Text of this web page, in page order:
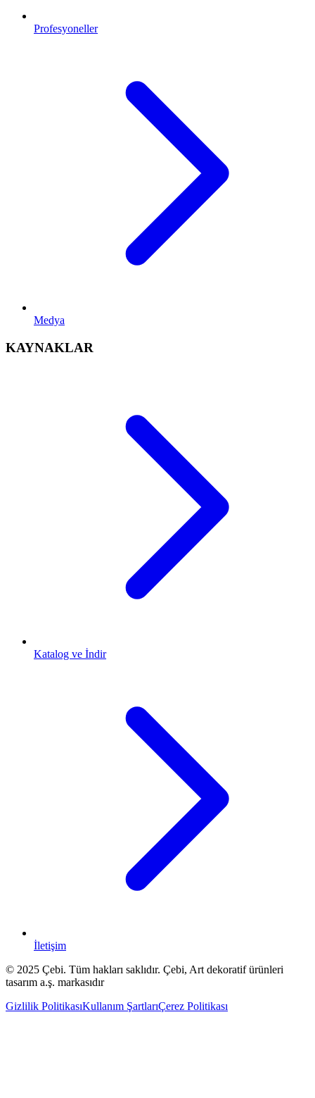
Profesyoneller
Medya
KAYNAKLAR
Katalog ve İndir
İletişim
© 2025 Çebi. Tüm hakları saklıdır. Çebi, Art dekoratif ürünleri
tasarım a.ş. markasıdır
Gizlilik PolitikasıKullanım ŞartlarıÇerez Politikası